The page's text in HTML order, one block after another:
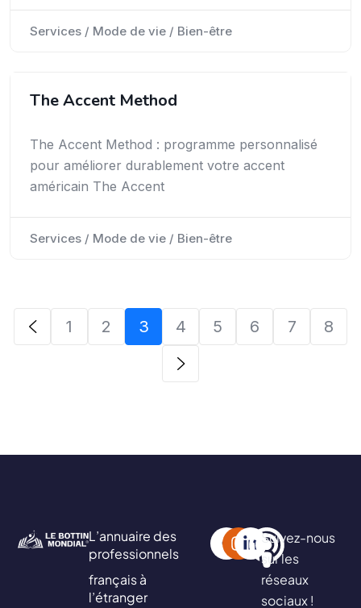
Services / Mode de vie / Bien-être
The Accent Method
The Accent Method : programme personnalisé
pour améliorer durablement votre accent
américain The Accent
Services / Mode de vie / Bien-être
1 2 3 4 5 6 7 8
L’annuaire des
professionnels
français à
l’étranger
Suivez-nous
sur les
réseaux
sociaux !